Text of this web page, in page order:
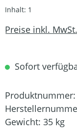
Inhalt: 1
Preise inkl.
Sofort
Produktnummer:
Gewicht: 35 kg